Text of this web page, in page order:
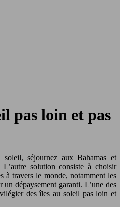
pas loin et pas
séjournez aux Bahamas et
solution consiste à choisir
à travers le monde, notamment les
un dépaysement garanti. L’une des
des îles au soleil pas loin et